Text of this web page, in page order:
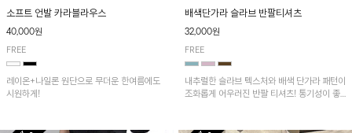
소프트 언발 카라블라우스
40,000원
FREE
레이온+나일론 원단으로 무더운 한여름에도
시원하게!
배색단가라 슬라브 반팔티셔츠
32,000원
FREE
내추럴한 슬라브 텍스처와 배색 단가라 패턴이
조화롭게 어우러진 반팔 티셔츠! 통기성이 좋